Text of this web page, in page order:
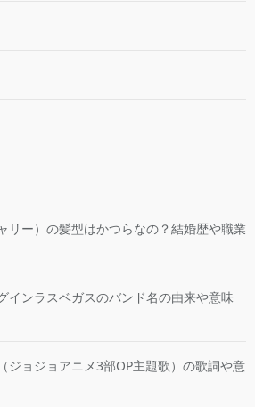
リー）の髪型はかつらなの？結婚歴や職業
インラスベガスのバンド名の由来や意味
ジョジョアニメ3部OP主題歌）の歌詞や意